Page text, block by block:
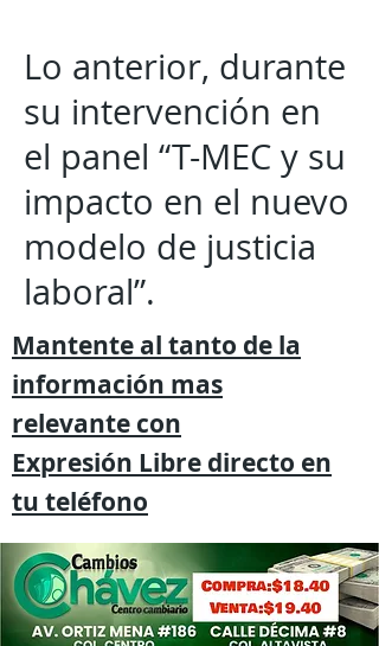
Lo anterior, durante
su intervención en
el panel “T-MEC y su
impacto en el nuevo
modelo de justicia
laboral”.
Mantente al tanto de la
información mas
relevante con
Expresión Libre directo en
tu teléfono